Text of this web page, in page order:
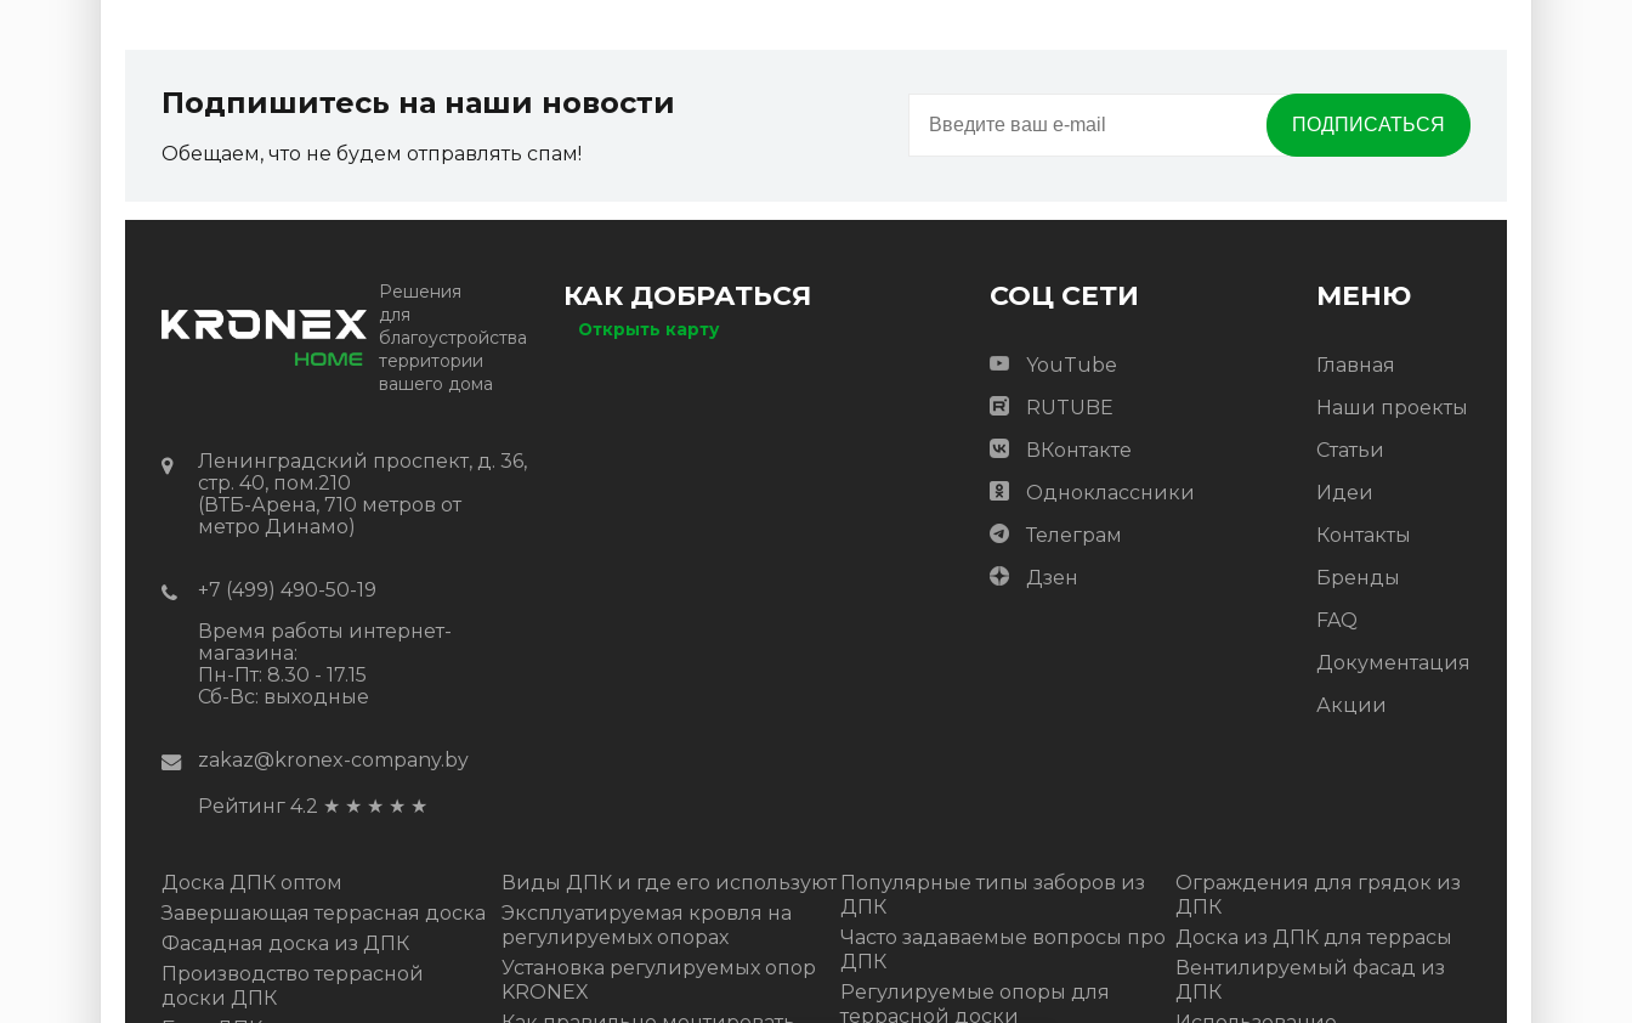
Подпишитесь на наши новости
Обещаем, что не будем отправлять спам!
Решения
для
благоустройства
территории
вашего дома
Ленинградский проспект, д. 36,
стр. 40, пом.210
(ВТБ-Арена, 710 метров от
метро Динамо)
+7 (499) 490-50-19
Время работы интернет-
магазина:
Пн-Пт: 8.30 - 17.15
Сб-Вс: выходные
zakaz@kronex-company.by
Рейтинг 4.2 ★ ★ ★ ★ ★
КАК ДОБРАТЬСЯ
Открыть карту
СОЦ СЕТИ
YouTube
RUTUBE
ВКонтакте
Одноклассники
Телеграм
Дзен
МЕНЮ
Главная
Наши проекты
Статьи
Идеи
Контакты
Бренды
FAQ
Документация
Акции
Доска ДПК оптом
Завершающая террасная доска
Фасадная доска из ДПК
Производство террасной
доски ДПК
Виды ДПК и где его используют
Эксплуатируемая кровля на
регулируемых опорах
Установка регулируемых опор
KRONEX
Популярные типы заборов из
ДПК
Часто задаваемые вопросы про
ДПК
Регулируемые опоры для
террасной доски
Ограждения для грядок из
ДПК
Доска из ДПК для террасы
Вентилируемый фасад из
ДПК